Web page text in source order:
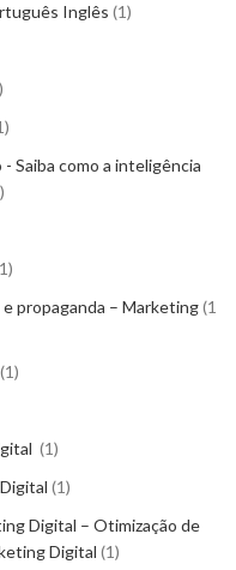
Inglês 1
Saiba como a inteligência
1
propaganda – Marketing 1
1
1
1
Digital – Otimização de
Digital 1